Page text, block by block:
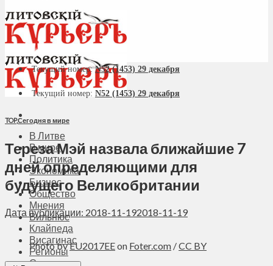
В Литве
В мире
Политика
Экономика
Бизнес
Общество
Мнения
Вильнюс
Клайпеда
Висагинас
Регионы
Соседи
Текущий номер:N52 (1453) 29 декабря
Текущий номер: N52 (1453) 29 декабря
TOP,Сегодня в мире
Тереза Мэй назвала ближайшие 7
дней определяющими для
будущего Великобритании
Дата публикации: 2018-11-192018-11-19
Photo byEU2017EEon Foter.com /CC BY